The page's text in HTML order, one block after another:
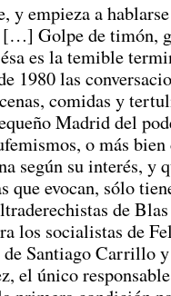
y empieza a
[…] Golpe de timón,
es la temible
1980 las
comidas y
Madrid del
o más bien
según su interés, y
que evocan, sólo
de
los socialistas de
Santiago Carrillo
el único